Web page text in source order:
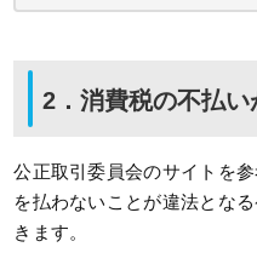
2．消費税の不払
公正取引委員会のサイトを
を払わないことが違法とな
きます。